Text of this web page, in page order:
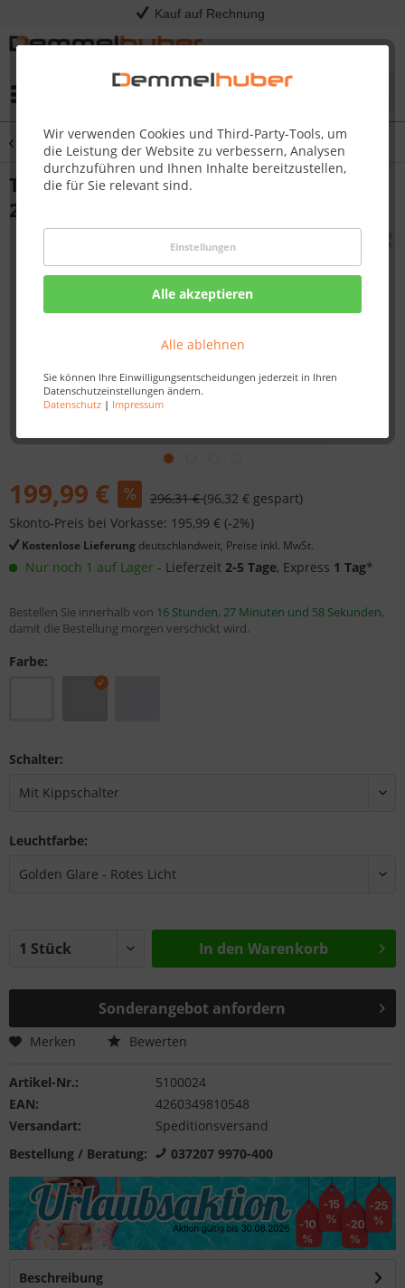
Kauf auf Rechnung
Wir verwenden Cookies und Third-Party-Tools, um
die Leistung der Website zu verbessern, Analysen
durchzuführen und Ihnen Inhalte bereitzustellen,
die für Sie relevant sind.
Einstellungen
Alle akzeptieren
Alle ablehnen
Sie können Ihre Einwilligungsentscheidungen jederzeit in Ihren
Datenschutzeinstellungen ändern.
Datenschutz| Impressum
Übersicht Terrassenheizstrahler
Terrassenheizstrahler ComfortSun24
2000 W
199,99 € 296,31 €(96,32 € gespart)
Skonto-Preis bei Vorkasse: 195,99 € (-2%)
Kostenlose Lieferung deutschlandweit, Preise inkl. MwSt.
Nur noch 1 auf Lager - Lieferzeit 2-5 Tage, Express 1 Tag*
Bestellen Sie innerhalb von 16 Stunden, 27 Minuten und 58 Sekunden,
damit die Bestellung morgen verschickt wird.
Farbe:
Schalter:
Leuchtfarbe:
In den Warenkorb
Sonderangebot anfordern
Merken Bewerten
Artikel-Nr.:
5100024
EAN:
4260349810548
Versandart:
Speditionsversand
Bestellung / Beratung:
037207 9970-400
Beschreibung